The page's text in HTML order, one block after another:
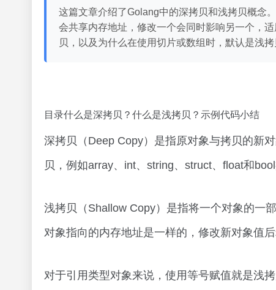
这篇文章介绍了Golang中的深拷贝和浅拷贝概念
会共享内存地址，修改一个会同时影响另一个，
贝，以及为什么在使用切片或数组时，默认是浅
目录什么是深拷贝？什么是浅拷贝？示例代码小结
深拷贝（Deep Copy）是指原对象与拷贝的新
贝，例如array、int、string、struct、float和bool
浅拷贝（Shallow Copy）是指将一个对象的一
对象指向的内存地址是一样的，修改新对象值
对于引用类型对象来说，使用等号赋值就是浅